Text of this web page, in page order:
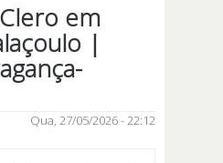
em
|
Qua, 27/05/2026 - 22:12